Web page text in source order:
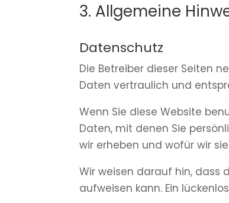
3. Allgemeine
Datenschutz
Die Betreiber dieser Seiten
Daten vertraulich und
Wenn Sie diese Website
Daten, mit denen Sie
wir erheben und wofür wir
Wir weisen darauf hin, dass
aufweisen kann. Ein